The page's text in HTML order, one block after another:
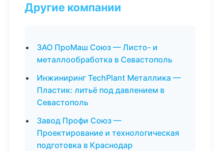
Другие компании
ЗАО ПроМаш Союз — Листо- и
металлообработка в Севастополь
Инжиниринг TechPlant Металлика —
Пластик: литьё под давлением в
Севастополь
Завод Профи Союз —
Проектирование и технологическая
подготовка в Краснодар